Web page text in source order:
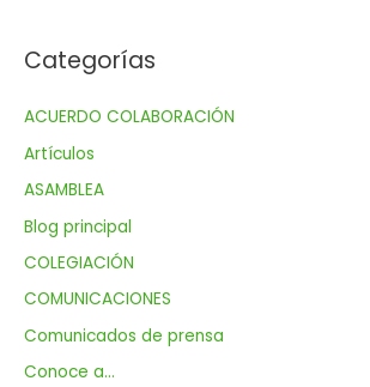
Categorías
ACUERDO COLABORACIÓN
Artículos
ASAMBLEA
Blog principal
COLEGIACIÓN
COMUNICACIONES
Comunicados de prensa
Conoce a…